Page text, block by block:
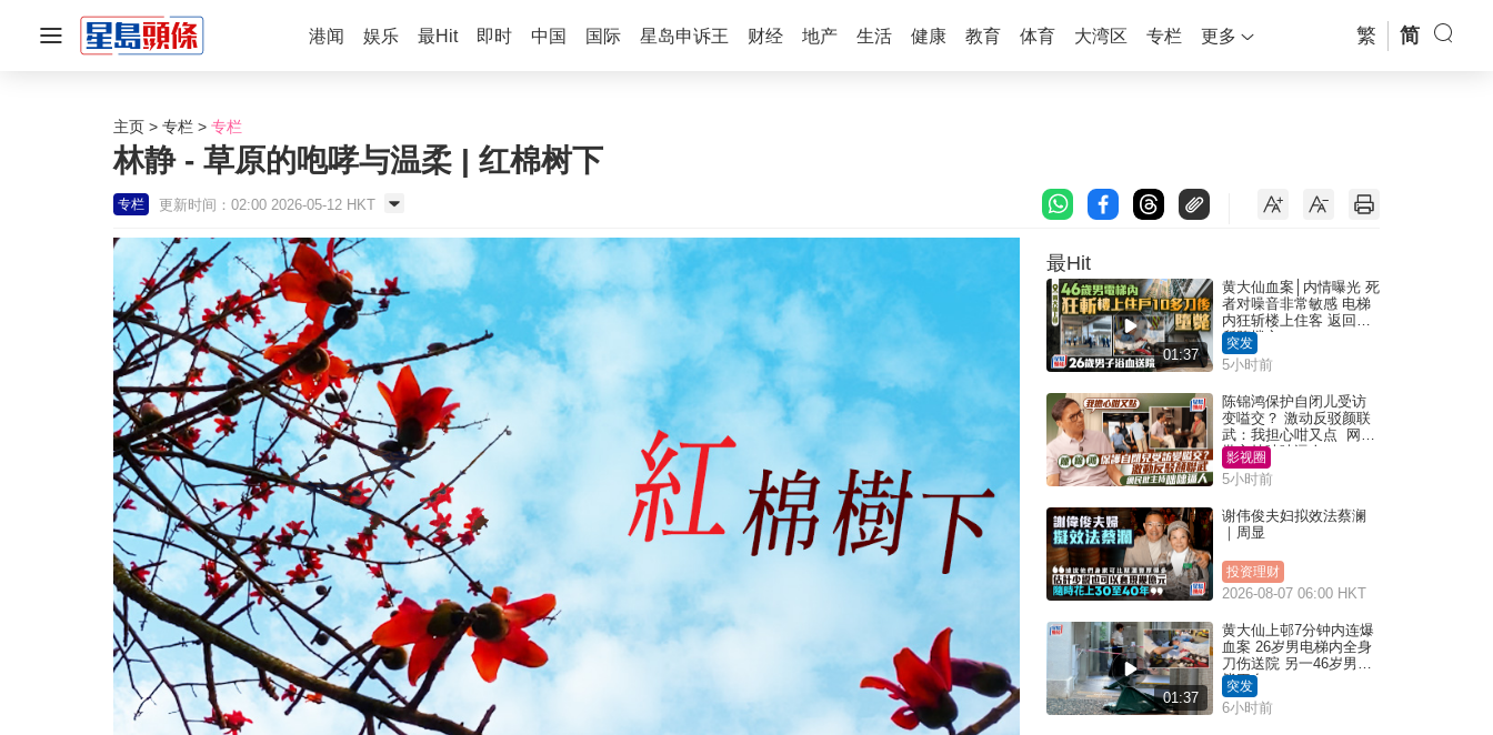
港闻 娱乐 最Hit 即时 中国 国际 星岛申诉王 财经 地产 生活 健康 教育 体育 大湾区 专栏 更多 繁 简
主页 专栏 专栏
林静 - 草原的咆哮与温柔 | 红棉树下
专栏 更新时间：02:00 2026-05-12 HKT
最Hit
01:37
黄大仙血案│内情曝光 死
者对噪音非常敏感 电梯
内狂斩楼上住客 返回住
所堕楼亡
突发
5小时前
陈锦鸿保护自闭儿受访
变嗌交？ 激动反驳颜联
武：我担心咁又点 网民
批主持咄咄逼人
影视圈
5小时前
谢伟俊夫妇拟效法蔡澜
｜周显
投资理财
2026-08-07 06:00 HKT
01:37
黄大仙上邨7分钟内连爆
血案 26岁男电梯内全身
刀伤送院 另一46岁男倒
毙平台
突发
6小时前